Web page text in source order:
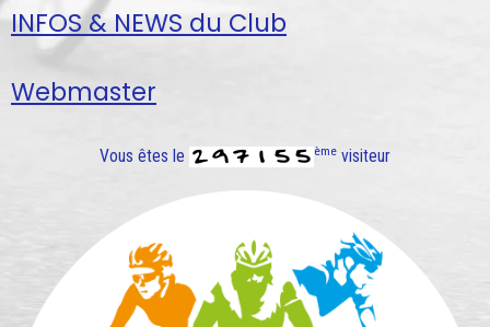
INFOS & NEWS du Club
Webmaster
Vous êtes le ème visiteur